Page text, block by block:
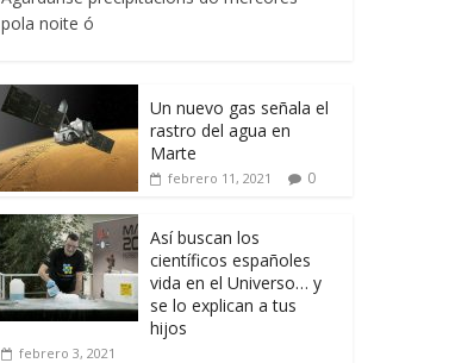
pola noite ó
Un nuevo gas señala el
rastro del agua en
Marte
febrero 11, 2021 0
Así buscan los
científicos españoles
vida en el Universo… y
se lo explican a tus
hijos
febrero 3, 2021